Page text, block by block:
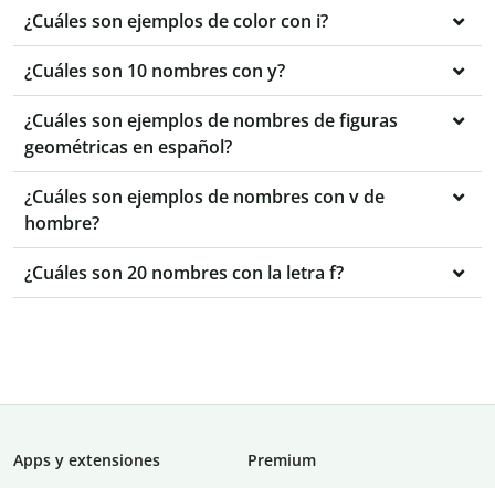
¿Cuáles son ejemplos de color con i?
¿Cuáles son 10 nombres con y?
¿Cuáles son ejemplos de nombres de figuras
geométricas en español?
¿Cuáles son ejemplos de nombres con v de
hombre?
¿Cuáles son 20 nombres con la letra f?
Apps y extensiones
Premium